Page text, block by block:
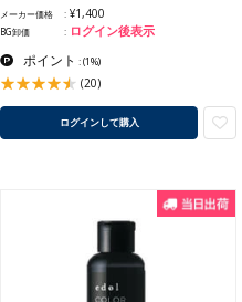
メーカー価格 ¥1,400
BG卸価 ログイン後表示
ポイント :(1%)
(20)
ログインして購入